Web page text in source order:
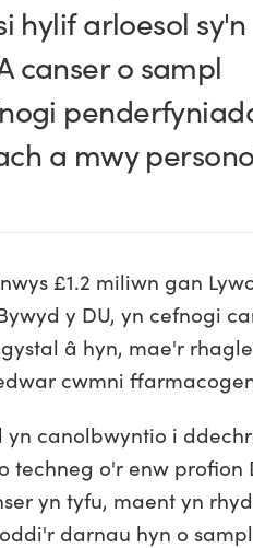
hylif arloesol sy'n
canser o sampl
a mwy
£1.2 miliwn gan
y DU, yn cefnogi
â hyn, mae'r
cwmni
yn canolbwyntio i
techneg o'r enw profion
yn tyfu, maent yn
darnau hyn o